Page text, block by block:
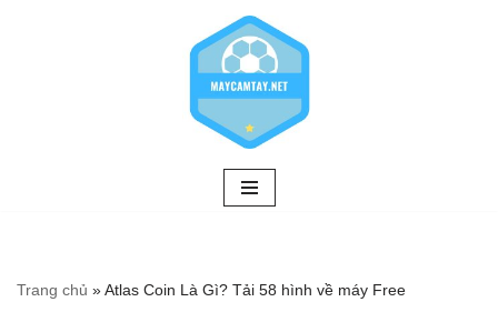
Trang chủ »Atlas Coin Là Gì? Tải 58 hình về máy Free